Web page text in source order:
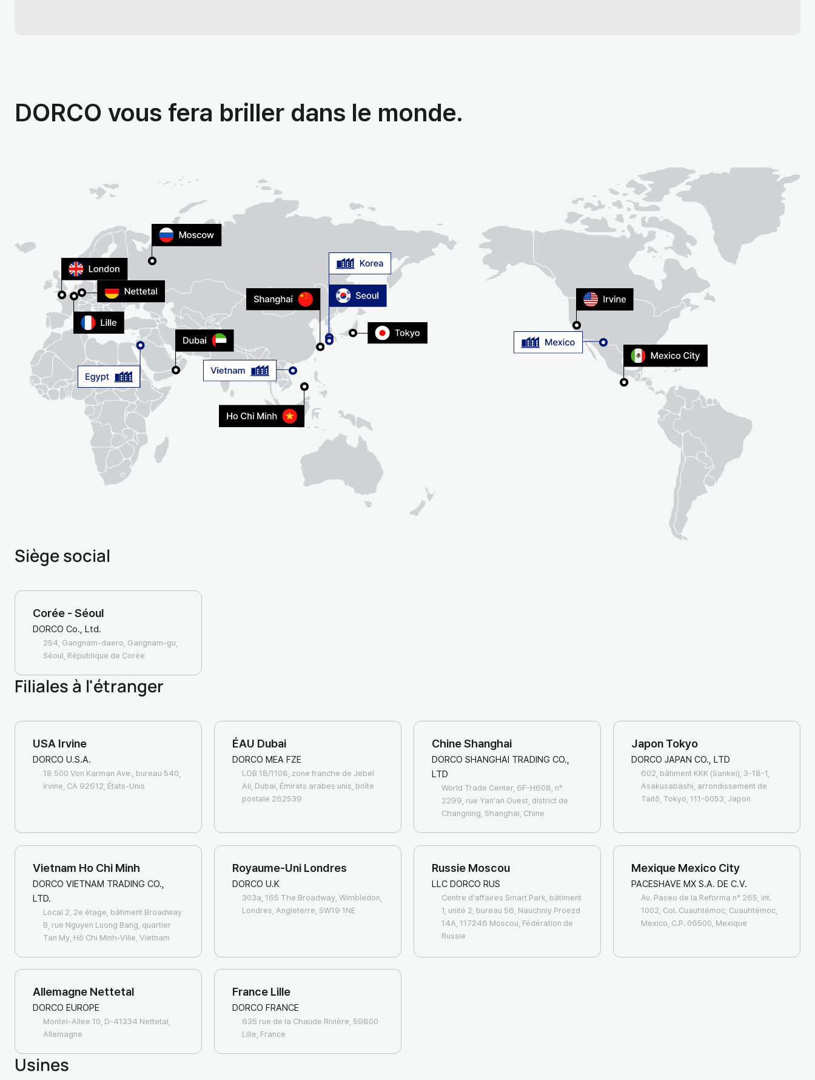
DORCO vous fera briller dans le monde.
Siège social
Corée - Séoul
DORCO Co., Ltd.
254, Gangnam-daero, Gangnam-gu,
Séoul, République de Corée
Filiales à l'étranger
USA Irvine
DORCO U.S.A.
18 500 Von Karman Ave., bureau 540,
Irvine, CA 92612, États-Unis
ÉAU Dubai
DORCO MEA FZE
LOB 18/1108, zone franche de Jebel
Ali, Dubai, Émirats arabes unis, boîte
postale 262539
Chine Shanghai
DORCO SHANGHAI TRADING CO.,
LTD
World Trade Center, 6F-H608, n°
2299, rue Yan'an Ouest, district de
Changning, Shanghai, Chine
Japon Tokyo
DORCO JAPAN CO., LTD
602, bâtiment KKK (Sankei), 3-18-1,
Asakusabashi, arrondissement de
Taitō, Tokyo, 111-0053, Japon
Vietnam Ho Chi Minh
DORCO VIETNAM TRADING CO.,
LTD.
Local 2, 2e étage, bâtiment Broadway
B, rue Nguyen Luong Bang, quartier
Tan My, Hô Chi Minh-Ville, Vietnam
Royaume-Uni Londres
DORCO U.K
303a, 165 The Broadway, Wimbledon,
Londres, Angleterre, SW19 1NE
Russie Moscou
LLC DORCO RUS
Centre d'affaires Smart Park, bâtiment
1, unité 2, bureau 56, Nauchniy Proezd
14A, 117246 Moscou, Fédération de
Russie
Mexique Mexico City
PACESHAVE MX S.A. DE C.V.
Av. Paseo de la Reforma n° 265, int.
1002, Col. Cuauhtémoc, Cuauhtémoc,
Mexico, C.P. 06500, Mexique
Allemagne Nettetal
DORCO EUROPE
Montel-Allee 10, D-41334 Nettetal,
Allemagne
France Lille
DORCO FRANCE
635 rue de la Chaude Rivière, 59800
Lille, France
Usines